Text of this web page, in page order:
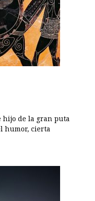
hijo de la gran puta
humor, cierta